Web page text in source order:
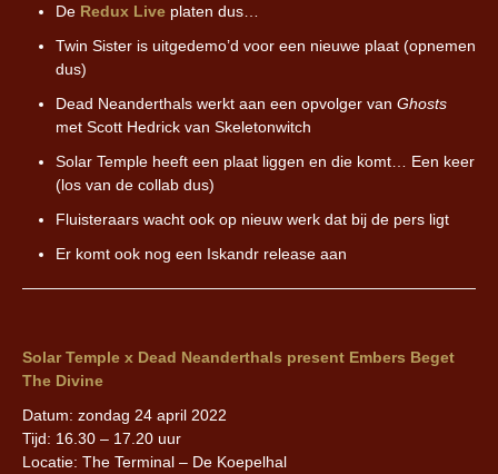
De Redux Live platen dus…
Twin Sister is uitgedemo’d voor een nieuwe plaat (opnemen
dus)
Dead Neanderthals werkt aan een opvolger van Ghosts
met Scott Hedrick van Skeletonwitch
Solar Temple heeft een plaat liggen en die komt… Een keer
(los van de collab dus)
Fluisteraars wacht ook op nieuw werk dat bij de pers ligt
Er komt ook nog een Iskandr release aan
Solar Temple x Dead Neanderthals present Embers Beget
The Divine
Datum: zondag 24 april 2022
Tijd: 16.30 – 17.20 uur
Locatie: The Terminal – De Koepelhal